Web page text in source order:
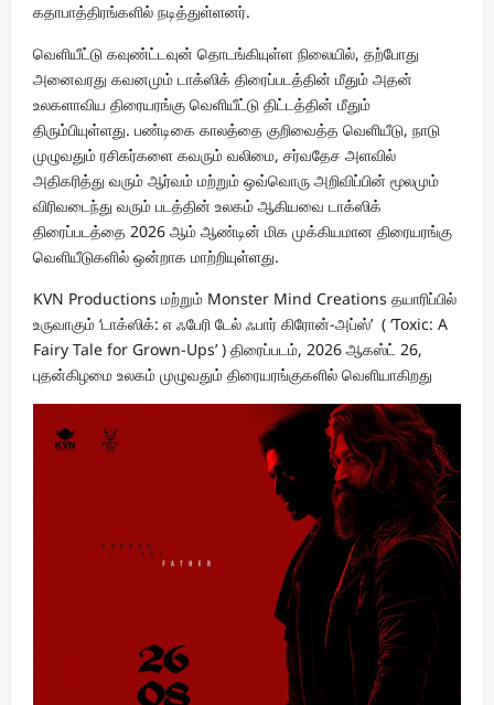
கதாபாத்திரங்களில் நடித்துள்ளனர்.
வெளியீட்டு கவுண்ட்டவுன் தொடங்கியுள்ள நிலையில், தற்போது
அனைவரது கவனமும் டாக்ஸிக் திரைப்படத்தின் மீதும் அதன்
உலகளாவிய திரையரங்கு வெளியீட்டு திட்டத்தின் மீதும்
திரும்பியுள்ளது. பண்டிகை காலத்தை குறிவைத்த வெளியீடு, நாடு
முழுவதும் ரசிகர்களை கவரும் வலிமை, சர்வதேச அளவில்
அதிகரித்து வரும் ஆர்வம் மற்றும் ஒவ்வொரு அறிவிப்பின் மூலமும்
விரிவடைந்து வரும் படத்தின் உலகம் ஆகியவை டாக்ஸிக்
திரைப்படத்தை 2026 ஆம் ஆண்டின் மிக முக்கியமான திரையரங்கு
வெளியீடுகளில் ஒன்றாக மாற்றியுள்ளது.
KVN Productions மற்றும் Monster Mind Creations தயாரிப்பில்
உருவாகும் ‘டாக்ஸிக்: எ ஃபேரி டேல் ஃபார் கிரோன்-அப்ஸ்’ ( ‘Toxic: A
Fairy Tale for Grown-Ups’ ) திரைப்படம், 2026 ஆகஸ்ட் 26,
புதன்கிழமை உலகம் முழுவதும் திரையரங்குகளில் வெளியாகிறது